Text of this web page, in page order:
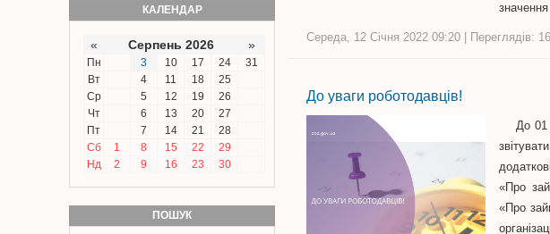
КАЛЕНДАР
« Серпень 2026 »
Пн 3 10 17 24
31
Вт
4 11 18
25
Ср
5 12 19
26
Чт
6 13 20
27
Пт
7 14 21
28
Сб
1 8 15 22
29
Нд
2 9 16 23 30
ПОШУК
Середа, 12 Січня 2022 09:20 | Переглядів:
До уваги роботодавців!
До 01
«Про
«Про